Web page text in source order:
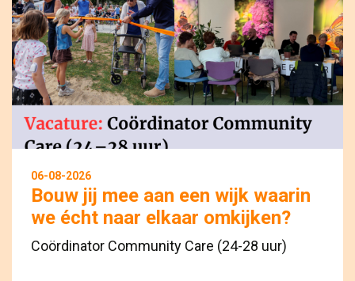
06-08-2026
Bouw jij mee aan een wijk waarin
we écht naar elkaar omkijken?
Coördinator Community Care (24-28 uur)